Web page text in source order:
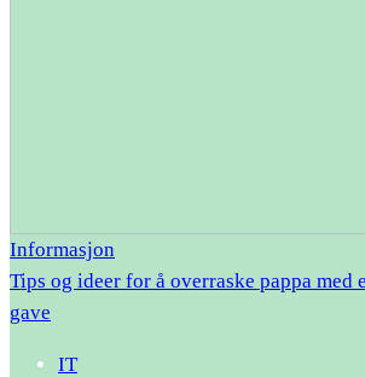
Informasjon
Tips og ideer for å overraske pappa med
gave
IT